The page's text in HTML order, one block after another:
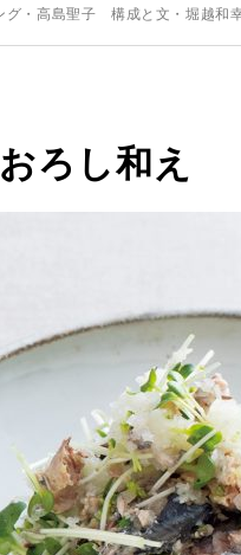
・高島聖子 構成と文・堀越和
ろし和え